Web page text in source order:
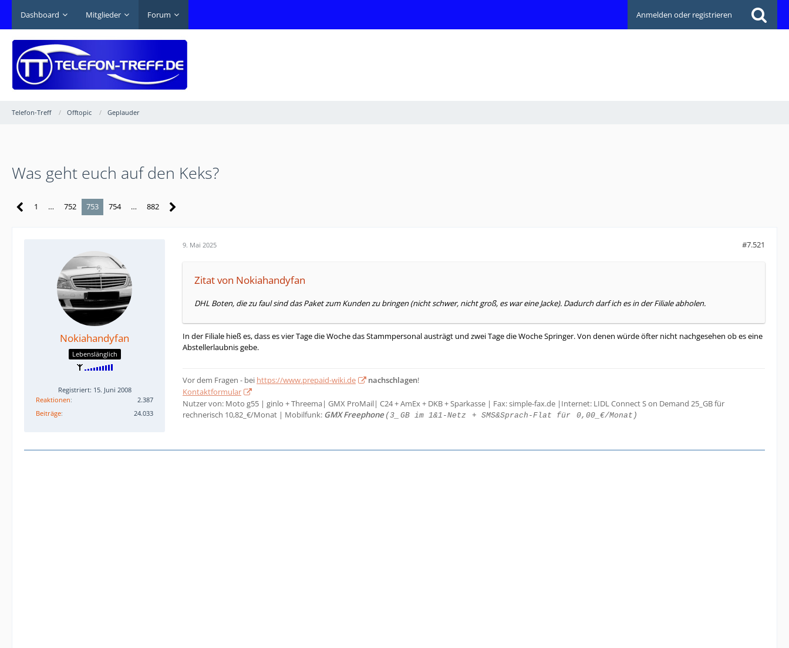
Dashboard Mitglieder Forum Anmelden oder registrieren
Telefon-Treff Offtopic Geplauder
Was geht euch auf den Keks?
1 … 752 753 754 … 882
Nokiahandyfan
Lebenslänglich
Registriert: 15. Juni 2008
Reaktionen
2.387
Beiträge
24.033
9. Mai 2025 #7.521
Zitat von Nokiahandyfan
DHL Boten, die zu faul sind das Paket zum Kunden zu bringen (nicht schwer, nicht groß, es war eine Jacke). Dadurch darf ich es in der Filiale abholen.
In der Filiale hieß es, dass es vier Tage die Woche das Stammpersonal austrägt und zwei Tage die Woche Springer. Von denen würde öfter nicht nachgesehen ob es eine
Abstellerlaubnis gebe.
Vor dem Fragen - bei https://www.prepaid-wiki.de nachschlagen!
Kontaktformular
Nutzer von: Moto g55 | ginlo + Threema| GMX ProMail| C24 + AmEx + DKB + Sparkasse | Fax: simple-fax.de |Internet: LIDL Connect S on Demand 25_GB für
rechnerisch 10,82_€/Monat | Mobilfunk: GMX Freephone (3_ GB im 1&1-Netz + SMS&Sprach-Flat für 0,00_€/Monat)